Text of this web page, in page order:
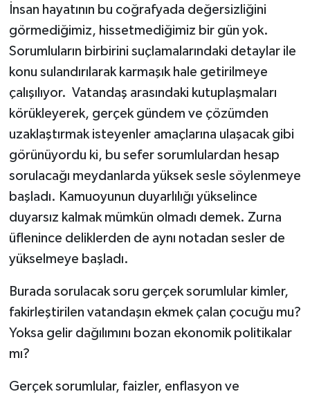
İnsan hayatının bu coğrafyada değersizliğini
görmediğimiz, hissetmediğimiz bir gün yok.
Sorumluların birbirini suçlamalarındaki detaylar ile
konu sulandırılarak karmaşık hale getirilmeye
çalışılıyor. Vatandaş arasındaki kutuplaşmaları
körükleyerek, gerçek gündem ve çözümden
uzaklaştırmak isteyenler amaçlarına ulaşacak gibi
görünüyordu ki, bu sefer sorumlulardan hesap
sorulacağı meydanlarda yüksek sesle söylenmeye
başladı. Kamuoyunun duyarlılığı yükselince
duyarsız kalmak mümkün olmadı demek. Zurna
üflenince deliklerden de aynı notadan sesler de
yükselmeye başladı.
Burada sorulacak soru gerçek sorumlular kimler,
fakirleştirilen vatandaşın ekmek çalan çocuğu mu?
Yoksa gelir dağılımını bozan ekonomik politikalar
mı?
Gerçek sorumlular, faizler, enflasyon ve